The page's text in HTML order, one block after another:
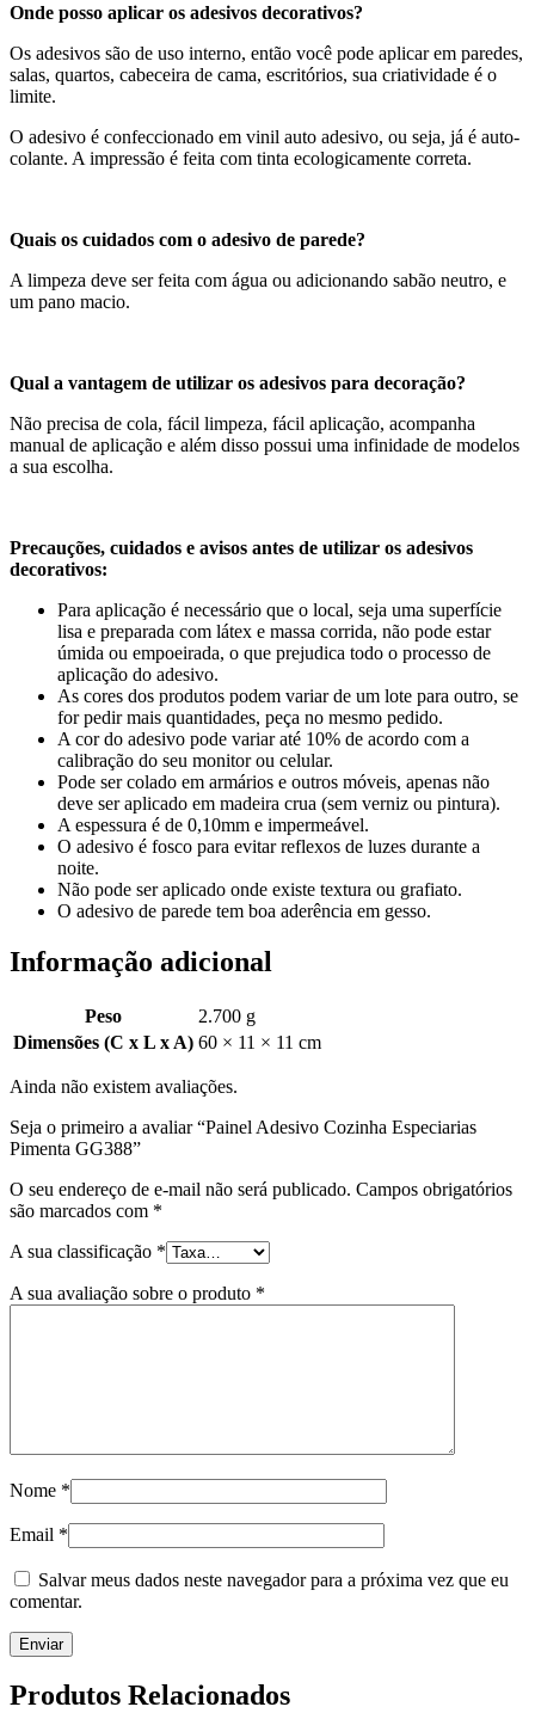
Onde posso aplicar os adesivos decorativos?
Os adesivos são de uso interno, então você pode aplicar em paredes,
salas, quartos, cabeceira de cama, escritórios, sua criatividade é o
limite.
O adesivo é confeccionado em vinil auto adesivo, ou seja, já é auto-
colante. A impressão é feita com tinta ecologicamente correta.
Quais os cuidados com o adesivo de parede?
A limpeza deve ser feita com água ou adicionando sabão neutro, e
um pano macio.
Qual a vantagem de utilizar os adesivos para decoração?
Não precisa de cola, fácil limpeza, fácil aplicação, acompanha
manual de aplicação e além disso possui uma infinidade de modelos
a sua escolha.
Precauções, cuidados e avisos antes de utilizar os adesivos
decorativos:
Para aplicação é necessário que o local, seja uma superfície
lisa e preparada com látex e massa corrida, não pode estar
úmida ou empoeirada, o que prejudica todo o processo de
aplicação do adesivo.
As cores dos produtos podem variar de um lote para outro, se
for pedir mais quantidades, peça no mesmo pedido.
A cor do adesivo pode variar até 10% de acordo com a
calibração do seu monitor ou celular.
Pode ser colado em armários e outros móveis, apenas não
deve ser aplicado em madeira crua (sem verniz ou pintura).
A espessura é de 0,10mm e impermeável.
O adesivo é fosco para evitar reflexos de luzes durante a
noite.
Não pode ser aplicado onde existe textura ou grafiato.
O adesivo de parede tem boa aderência em gesso.
Informação adicional
Peso
2.700 g
Dimensões (C x L x A) 60 × 11 × 11 cm
Ainda não existem avaliações.
Seja o primeiro a avaliar “Painel Adesivo Cozinha Especiarias
Pimenta GG388”
O seu endereço de e-mail não será publicado. Campos obrigatórios
são marcados com *
A sua classificação *
A sua avaliação sobre o produto *
Nome *
Email *
Salvar meus dados neste navegador para a próxima vez que eu
comentar.
Produtos Relacionados